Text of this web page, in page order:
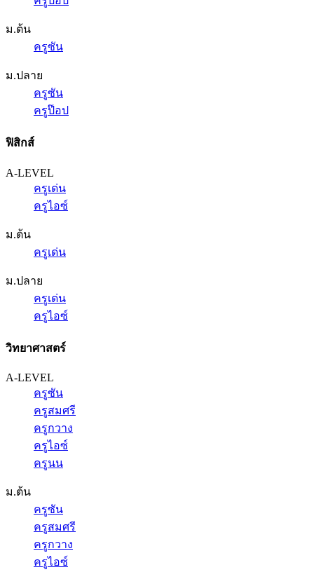
ม.ต้น
ครูซัน
ม.ปลาย
ครูซัน
ครูป๊อป
ฟิสิกส์
A-LEVEL
ครูเด่น
ครูไอซ์
ม.ต้น
ครูเด่น
ม.ปลาย
ครูเด่น
ครูไอซ์
วิทยาศาสตร์
A-LEVEL
ครูซัน
ครูสมศรี
ครูกวาง
ครูไอซ์
ครูนน
ม.ต้น
ครูซัน
ครูสมศรี
ครูกวาง
ครูไอซ์